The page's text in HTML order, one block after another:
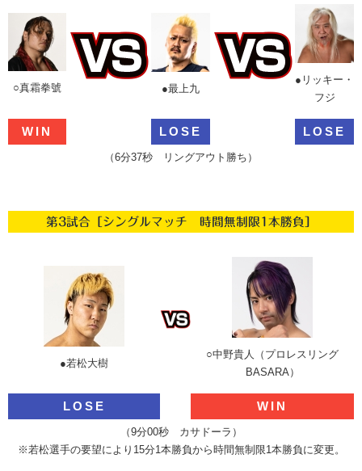
○真霜拳號 ●最上九
●リッキー・
フジ
WIN LOSE LOSE
（6分37秒 リングアウト勝ち）
第3試合［シングルマッチ 時間無制限1本勝負］
●若松大樹
○中野貴人（プロレスリング
BASARA）
LOSE WIN
（9分00秒 カサドーラ）
※若松選手の要望により15分1本勝負から時間無制限1本勝負に変更。